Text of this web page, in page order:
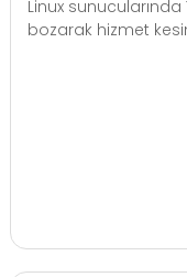
Linux sunucularında
bozarak hizmet